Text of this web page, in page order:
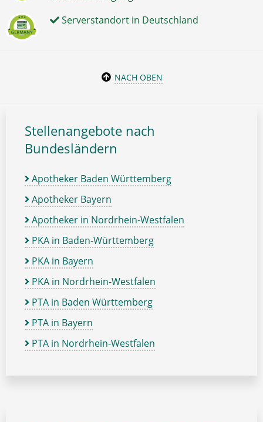
Serverstandort in Deutschland
NACH OBEN
Stellenangebote nach
Bundesländern
Apotheker Baden Württemberg
Apotheker Bayern
Apotheker in Nordrhein-Westfalen
PKA in Baden-Württemberg
PKA in Bayern
PKA in Nordrhein-Westfalen
PTA in Baden Württemberg
PTA in Bayern
PTA in Nordrhein-Westfalen